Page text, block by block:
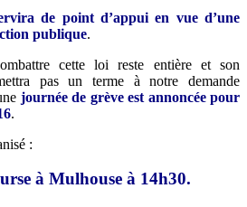
de point d’appui en vue d’une
publique.
cette loi reste entière et son
pas un terme à notre demande
journée de grève est annoncée pour
.
:
à Mulhouse à 14h30.